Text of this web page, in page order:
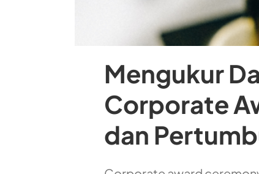
Mengukur
Corporate
dan